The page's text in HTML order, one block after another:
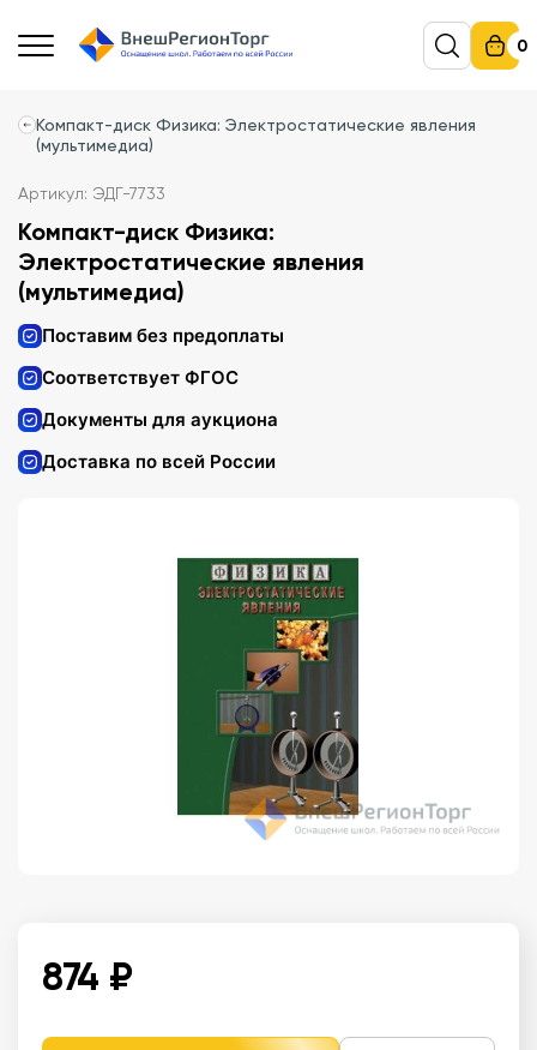
0
Компакт-диск Физика: Электростатические явления
(мультимедиа)
Артикул: ЭДГ-7733
Компакт-диск Физика:
Электростатические явления
(мультимедиа)
Поставим без предоплаты
Соответствует ФГОС
Документы для аукциона
Доставка по всей России
874 ₽